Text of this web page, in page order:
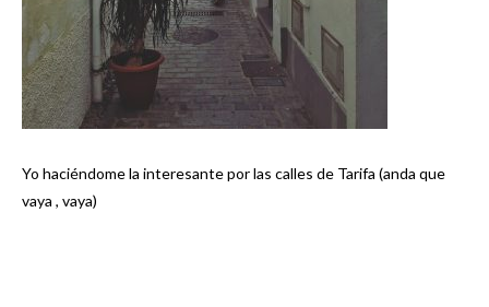
Yo haciéndome la interesante por las calles de Tarifa (anda que
vaya , vaya)